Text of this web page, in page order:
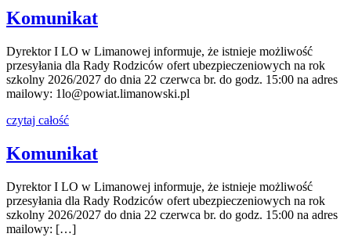
Komunikat
Dyrektor I LO w Limanowej informuje, że istnieje możliwość
przesyłania dla Rady Rodziców ofert ubezpieczeniowych na rok
szkolny 2026/2027 do dnia 22 czerwca br. do godz. 15:00 na adres
mailowy: 1lo@powiat.limanowski.pl
czytaj całość
Komunikat
Dyrektor I LO w Limanowej informuje, że istnieje możliwość
przesyłania dla Rady Rodziców ofert ubezpieczeniowych na rok
szkolny 2026/2027 do dnia 22 czerwca br. do godz. 15:00 na adres
mailowy: […]